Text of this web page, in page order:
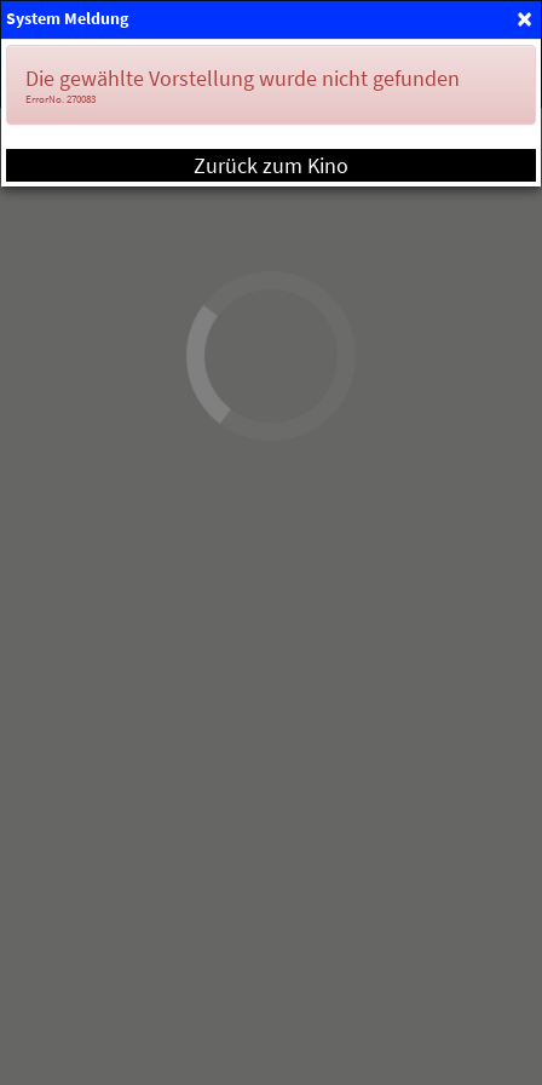
Mein Konto
×
System Meldung
Die gewählte Vorstellung wurde nicht gefunden
ErrorNo. 270083
Zurück zum Kino